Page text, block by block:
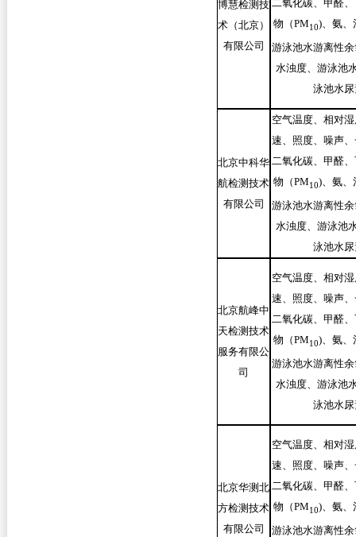
博慧检测技
术（北京）
有限公司
二氧化碳、甲醛
物（PM10)、氨、
游泳池水游离性
水浊度、游泳池
泳池水尿
北京中科华
航检测技术
有限公司
空气温度、相对
速、照度、噪声
二氧化碳、甲醛
物（PM10)、氨、
游泳池水游离性
水浊度、游泳池
泳池水尿
北京航峰中
天检测技术
服务有限公
司
空气温度、相对
速、照度、噪声
二氧化碳、甲醛
物（PM10)、氨、
游泳池水游离性
水浊度、游泳池
泳池水尿
北京华测北
方检测技术
有限公司
空气温度、相对
速、照度、噪声
二氧化碳、甲醛
物（PM10)、氨、
游泳池水游离性